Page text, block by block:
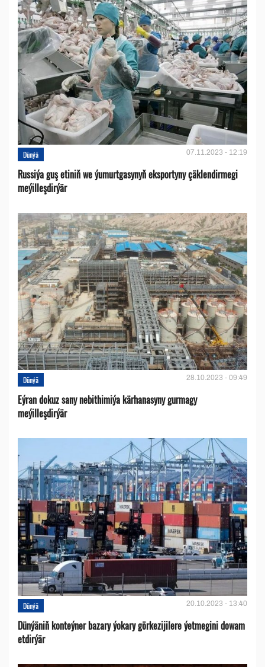
Dünýä 07.11.2023 - 12:19
Russiýa guş etiniň we ýumurtgasynyň eksportyny çäklendirmegi
meýilleşdirýär
Dünýä 28.10.2023 - 09:49
Eýran dokuz sany nebithimiýa kärhanasyny gurmagy
meýilleşdirýär
Dünýä 20.10.2023 - 13:40
Dünýäniň konteýner bazary ýokary görkezijilere ýetmegini dowam
etdirýär